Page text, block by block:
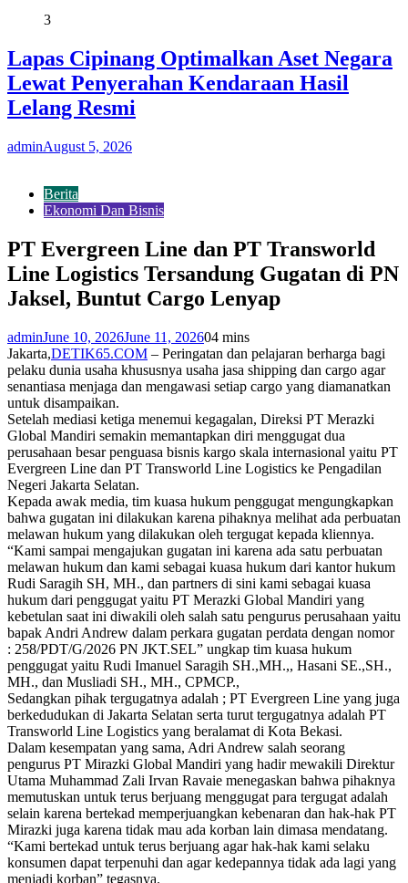
3
Lapas Cipinang Optimalkan Aset Negara
Lewat Penyerahan Kendaraan Hasil
Lelang Resmi
adminAugust 5, 2026
Berita
Ekonomi Dan Bisnis
PT Evergreen Line dan PT Transworld
Line Logistics Tersandung Gugatan di PN
Jaksel, Buntut Cargo Lenyap
adminJune 10, 2026June 11, 202604 mins
Jakarta,DETIK65.COM – Peringatan dan pelajaran berharga bagi
pelaku dunia usaha khususnya usaha jasa shipping dan cargo agar
senantiasa menjaga dan mengawasi setiap cargo yang diamanatkan
untuk disampaikan.
Setelah mediasi ketiga menemui kegagalan, Direksi PT Merazki
Global Mandiri semakin memantapkan diri menggugat dua
perusahaan besar penguasa bisnis kargo skala internasional yaitu PT
Evergreen Line dan PT Transworld Line Logistics ke Pengadilan
Negeri Jakarta Selatan.
Kepada awak media, tim kuasa hukum penggugat mengungkapkan
bahwa gugatan ini dilakukan karena pihaknya melihat ada perbuatan
melawan hukum yang dilakukan oleh tergugat kepada kliennya.
“Kami sampai mengajukan gugatan ini karena ada satu perbuatan
melawan hukum dan kami sebagai kuasa hukum dari kantor hukum
Rudi Saragih SH, MH., dan partners di sini kami sebagai kuasa
hukum dari penggugat yaitu PT Merazki Global Mandiri yang
kebetulan saat ini diwakili oleh salah satu pengurus perusahaan yaitu
bapak Andri Andrew dalam perkara gugatan perdata dengan nomor
: 258/PDT/G/2026 PN JKT.SEL” ungkap tim kuasa hukum
penggugat yaitu Rudi Imanuel Saragih SH.,MH.,, Hasani SE.,SH.,
MH., dan Musliadi SH., MH., CPMCP.,
Sedangkan pihak tergugatnya adalah ; PT Evergreen Line yang juga
berkedudukan di Jakarta Selatan serta turut tergugatnya adalah PT
Transworld Line Logistics yang beralamat di Kota Bekasi.
Dalam kesempatan yang sama, Adri Andrew salah seorang
pengurus PT Mirazki Global Mandiri yang hadir mewakili Direktur
Utama Muhammad Zali Irvan Ravaie menegaskan bahwa pihaknya
memutuskan untuk terus berjuang menggugat para tergugat adalah
selain karena bertekad memperjuangkan kebenaran dan hak-hak PT
Mirazki juga karena tidak mau ada korban lain dimasa mendatang.
“Kami bertekad untuk terus berjuang agar hak-hak kami selaku
konsumen dapat terpenuhi dan agar kedepannya tidak ada lagi yang
menjadi korban” tegasnya.